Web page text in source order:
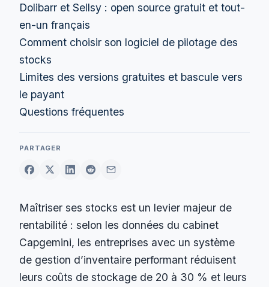
Dolibarr et Sellsy : open source gratuit et tout-
en-un français
Comment choisir son logiciel de pilotage des
stocks
Limites des versions gratuites et bascule vers
le payant
Questions fréquentes
PARTAGER
Maîtriser ses stocks est un levier majeur de
rentabilité : selon les données du cabinet
Capgemini, les entreprises avec un système
de gestion d’inventaire performant réduisent
leurs coûts de stockage de 20 à 30 % et leurs